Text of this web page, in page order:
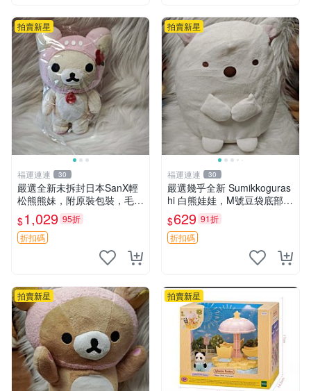
拍賣新星
福運連連 30
嚴選全新未拆封日本SanX輕
松熊熊妹，附原裝包裝，毛絨
質地極佳，細膩可愛，推薦收
藏兼送禮，適合女性好友或家
人，限量釋出。鬆熊、熊玩
$1,029 95折
折扣碼
拍賣新星
福運連連 30
嚴選幾乎全新 Sumikkoguras
hi 白熊娃娃，M號豆袋底部，
穩固不易倒，毛絨布標附贈，
極致軟糯手感，精工細作值得
典藏，尺寸24cm，收藏佳品
$629 91折
折扣碼
拍賣新星 拍賣新星